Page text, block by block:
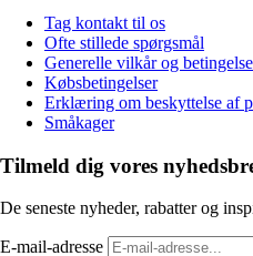
Tag kontakt til os
Ofte stillede spørgsmål
Generelle vilkår og
Købsbetingelser
Erklæring om beskyttelse af
Småkager
Tilmeld dig vores
De seneste nyheder, rabatter og
E-mail-adresse